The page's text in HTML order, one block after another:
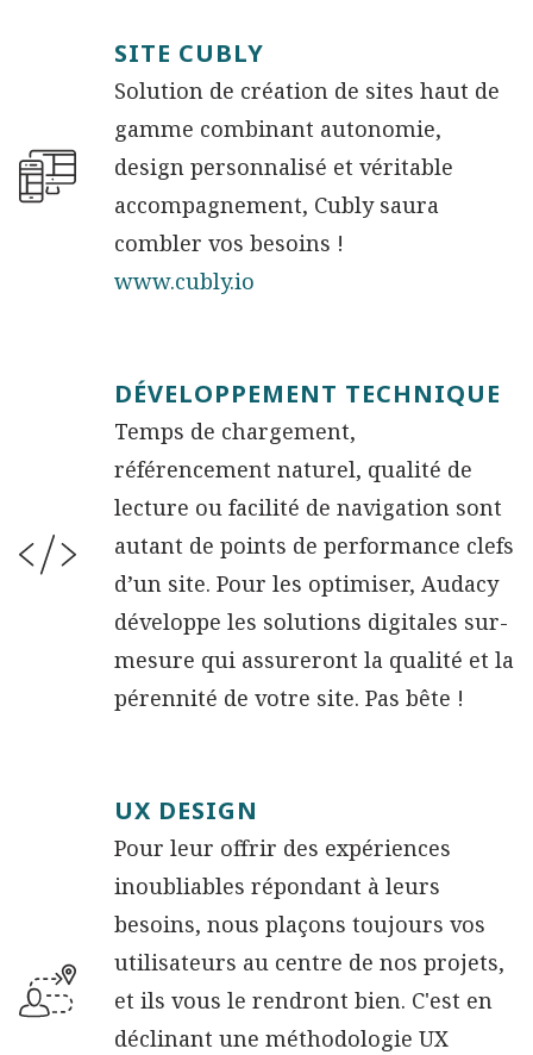
SITE CUBLY
Solution de création de sites haut de
gamme combinant autonomie,
design personnalisé et véritable
accompagnement, Cubly saura
combler vos besoins !
www.cubly.io
DÉVELOPPEMENT TECHNIQUE
Temps de chargement,
référencement naturel, qualité de
lecture ou facilité de navigation sont
autant de points de performance clefs
d’un site. Pour les optimiser, Audacy
développe les solutions digitales sur-
mesure qui assureront la qualité et la
pérennité de votre site. Pas bête !
UX DESIGN
Pour leur offrir des expériences
inoubliables répondant à leurs
besoins, nous plaçons toujours vos
utilisateurs au centre de nos projets,
et ils vous le rendront bien. C'est en
déclinant une méthodologie UX